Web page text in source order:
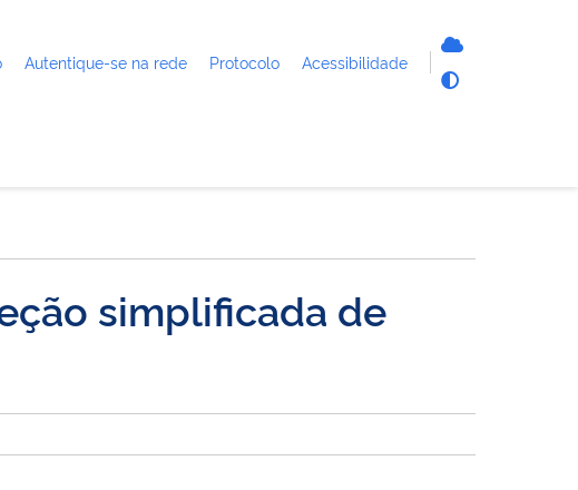
Autentique-se na rede Protocolo Acessibilidade
simplificada de